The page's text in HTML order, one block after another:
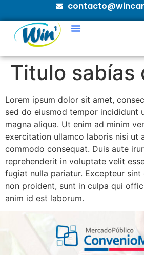
Titulo sabías
Lorem ipsum dolor sit amet,
sed do eiusmod tempor incididunt
magna aliqua. Ut enim ad minim
exercitation ullamco laboris nisi ut
commodo consequat. Duis aute
reprehenderit in voluptate velit
fugiat nulla pariatur. Excepteur
non proident, sunt in culpa qui
anim id est laborum.